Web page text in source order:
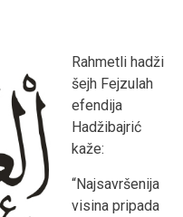
Rahmetli hadži
šejh Fejzulah
efendija
Hadžibajrić
kaže:
“Najsavršenija
visina pripada